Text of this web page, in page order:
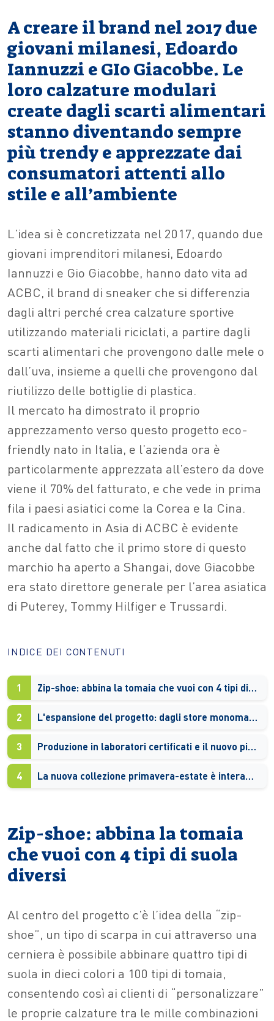
A creare il brand nel 2017 due
giovani milanesi, Edoardo
Iannuzzi e GIo Giacobbe. Le
loro calzature modulari
create dagli scarti alimentari
stanno diventando sempre
più trendy e apprezzate dai
consumatori attenti allo
stile e all’ambiente
L’idea si è concretizzata nel 2017, quando due
giovani imprenditori milanesi, Edoardo
Iannuzzi e Gio Giacobbe, hanno dato vita ad
ACBC, il brand di sneaker che si differenzia
dagli altri perché crea calzature sportive
utilizzando materiali riciclati, a partire dagli
scarti alimentari che provengono dalle mele o
dall’uva, insieme a quelli che provengono dal
riutilizzo delle bottiglie di plastica.
Il mercato ha dimostrato il proprio
apprezzamento verso questo progetto eco-
friendly nato in Italia, e l’azienda ora è
particolarmente apprezzata all’estero da dove
viene il 70% del fatturato, e che vede in prima
fila i paesi asiatici come la Corea e la Cina.
Il radicamento in Asia di ACBC è evidente
anche dal fatto che il primo store di questo
marchio ha aperto a Shangai, dove Giacobbe
era stato direttore generale per l’area asiatica
di Puterey, Tommy Hilfiger e Trussardi.
INDICE DEI CONTENUTI
1 Zip-shoe: abbina la tomaia che vuoi con 4 tipi di suola diversi
2 L'espansione del progetto: dagli store monomarca alla collaborazione con brand del fashion
3 Produzione in laboratori certificati e il nuovo piano di ricerca e sviluppo
4 La nuova collezione primavera-estate è interamente green
Zip-shoe: abbina la tomaia
che vuoi con 4 tipi di suola
diversi
Al centro del progetto c’è l’idea della “zip-
shoe”, un tipo di scarpa in cui attraverso una
cerniera è possibile abbinare quattro tipi di
suola in dieci colori a 100 tipi di tomaia,
consentendo così ai clienti di “personalizzare”
le proprie calzature tra le mille combinazioni